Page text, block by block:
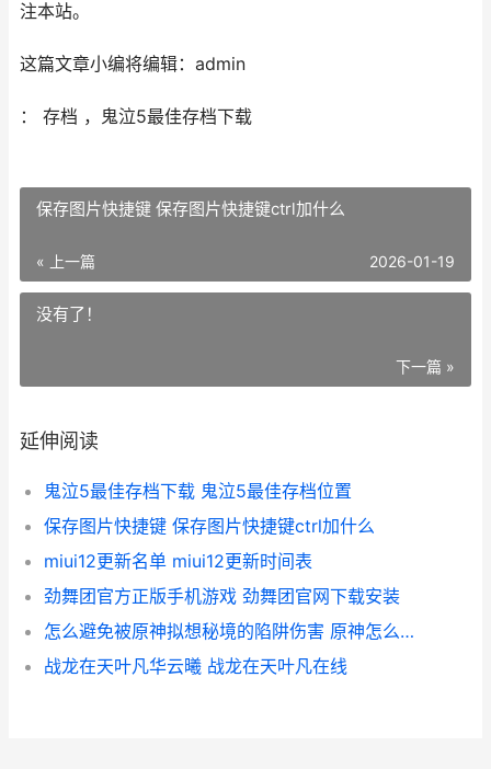
注本站。
这篇文章小编将编辑：admin
： 存档 ，鬼泣5最佳存档下载
保存图片快捷键 保存图片快捷键ctrl加什么
« 上一篇 2026-01-19
没有了！
下一篇 »
延伸阅读
鬼泣5最佳存档下载 鬼泣5最佳存档位置
保存图片快捷键 保存图片快捷键ctrl加什么
miui12更新名单 miui12更新时间表
劲舞团官方正版手机游戏 劲舞团官网下载安装
怎么避免被原神拟想秘境的陷阱伤害 原神怎么防止别人
战龙在天叶凡华云曦 战龙在天叶凡在线